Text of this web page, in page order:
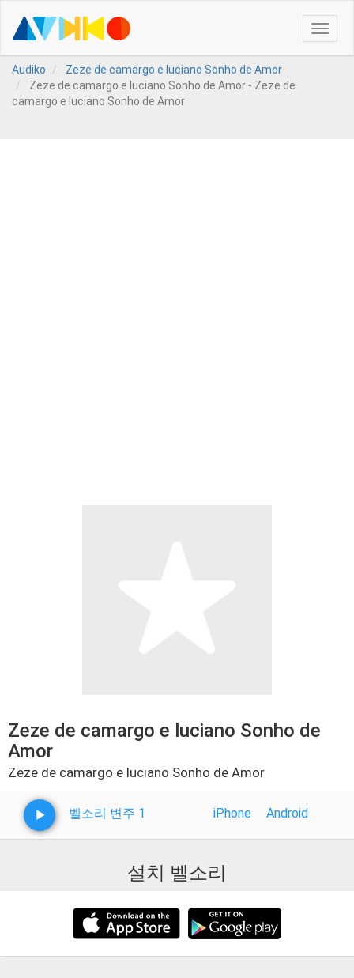
Toggle
Audiko
Zeze de camargo e luciano Sonho de Amor
Zeze de camargo e luciano Sonho de Amor - Zeze de
camargo e luciano Sonho de Amor
Zeze de camargo e luciano Sonho de
Amor
Zeze de camargo e luciano Sonho de Amor
벨소리 변주 1 iPhone Android
설치 벨소리